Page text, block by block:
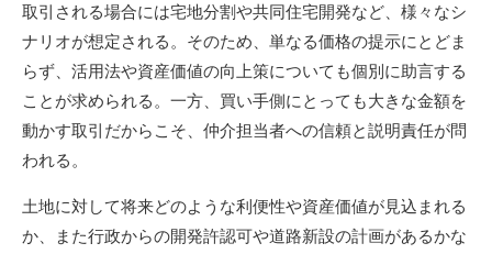
取引される場合には宅地分割や共同住宅開発など、様々なシ
ナリオが想定される。そのため、単なる価格の提示にとどま
らず、活用法や資産価値の向上策についても個別に助言する
ことが求められる。一方、買い手側にとっても大きな金額を
動かす取引だからこそ、仲介担当者への信頼と説明責任が問
われる。
土地に対して将来どのような利便性や資産価値が見込まれる
か、また行政からの開発許認可や道路新設の計画があるかな